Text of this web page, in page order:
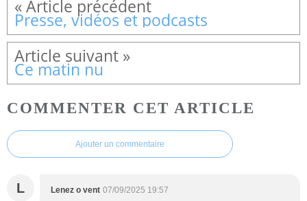
Presse, vidéos et podcasts
Ce matin nu
COMMENTER CET ARTICLE
Ajouter un commentaire
L Lenez o vent 07/09/2025 19:57